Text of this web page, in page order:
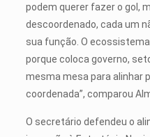
podem querer fazer o gol,
descoordenado, cada um
sua função. O
porque coloca governo,
mesma mesa para alinhar
coordenada”, comparou
O secretário defendeu o